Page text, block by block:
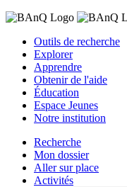
Outils de recherche
Explorer
Apprendre
Obtenir de l'aide
Éducation
Espace Jeunes
Notre institution
Recherche
Mon dossier
Aller sur place
Activités